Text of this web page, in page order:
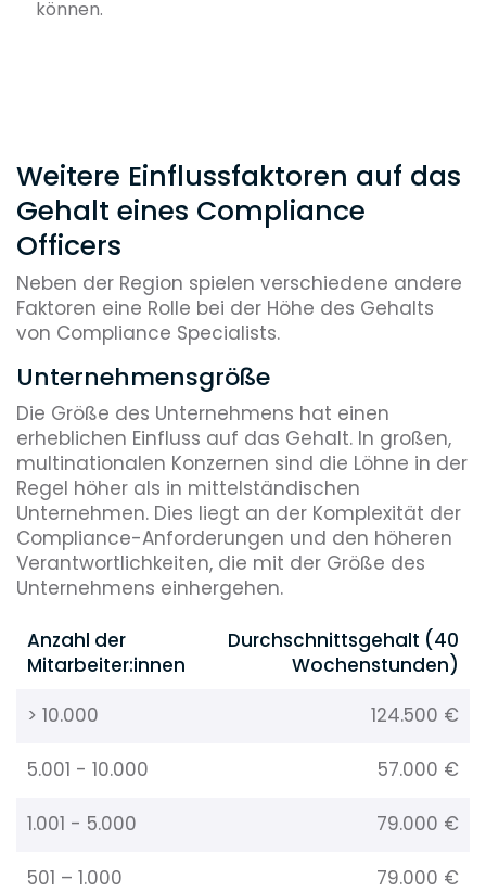
können.
Weitere Einflussfaktoren auf das
Gehalt eines Compliance
Officers
Neben der Region spielen verschiedene andere
Faktoren eine Rolle bei der Höhe des Gehalts
von Compliance Specialists.
Unternehmensgröße
Die Größe des Unternehmens hat einen
erheblichen Einfluss auf das Gehalt. In großen,
multinationalen Konzernen sind die Löhne in der
Regel höher als in mittelständischen
Unternehmen. Dies liegt an der Komplexität der
Compliance-Anforderungen und den höheren
Verantwortlichkeiten, die mit der Größe des
Unternehmens einhergehen.
Anzahl der
Mitarbeiter:innen
Durchschnittsgehalt (40
Wochenstunden)
> 10.000
124.500 €
5.001 - 10.000 57.000 €
1.001 - 5.000 79.000 €
501 – 1.000 79.000 €